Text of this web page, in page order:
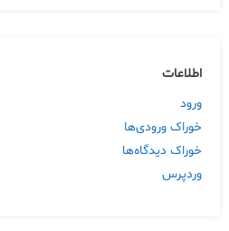
اطلاعات
ورود
خوراک ورودی‌ها
خوراک دیدگاه‌ها
وردپرس